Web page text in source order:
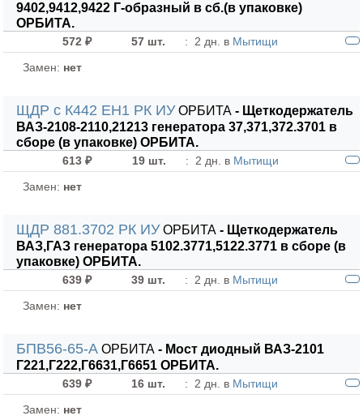
9402,9412,9422 Г-образный в сб.(в упаковке)
ОРБИТА.
572 ₽ 57 шт. : 2 дн. в Мытищи
Замен: нет
ЩДР с К442 ЕН1 РК ИУ ОРБИТА - Щеткодержатель
ВАЗ-2108-2110,21213 генератора 37,371,372.3701 в
сборе (в упаковке) ОРБИТА.
613 ₽ 19 шт. : 2 дн. в Мытищи
Замен: нет
ЩДР 881.3702 РК ИУ ОРБИТА - Щеткодержатель
ВАЗ,ГАЗ генератора 5102.3771,5122.3771 в сборе (в
упаковке) ОРБИТА.
639 ₽ 39 шт. : 2 дн. в Мытищи
Замен: нет
БПВ56-65-А ОРБИТА - Мост диодный ВАЗ-2101
Г221,Г222,Г6631,Г6651 ОРБИТА.
639 ₽ 16 шт. : 2 дн. в Мытищи
Замен: нет